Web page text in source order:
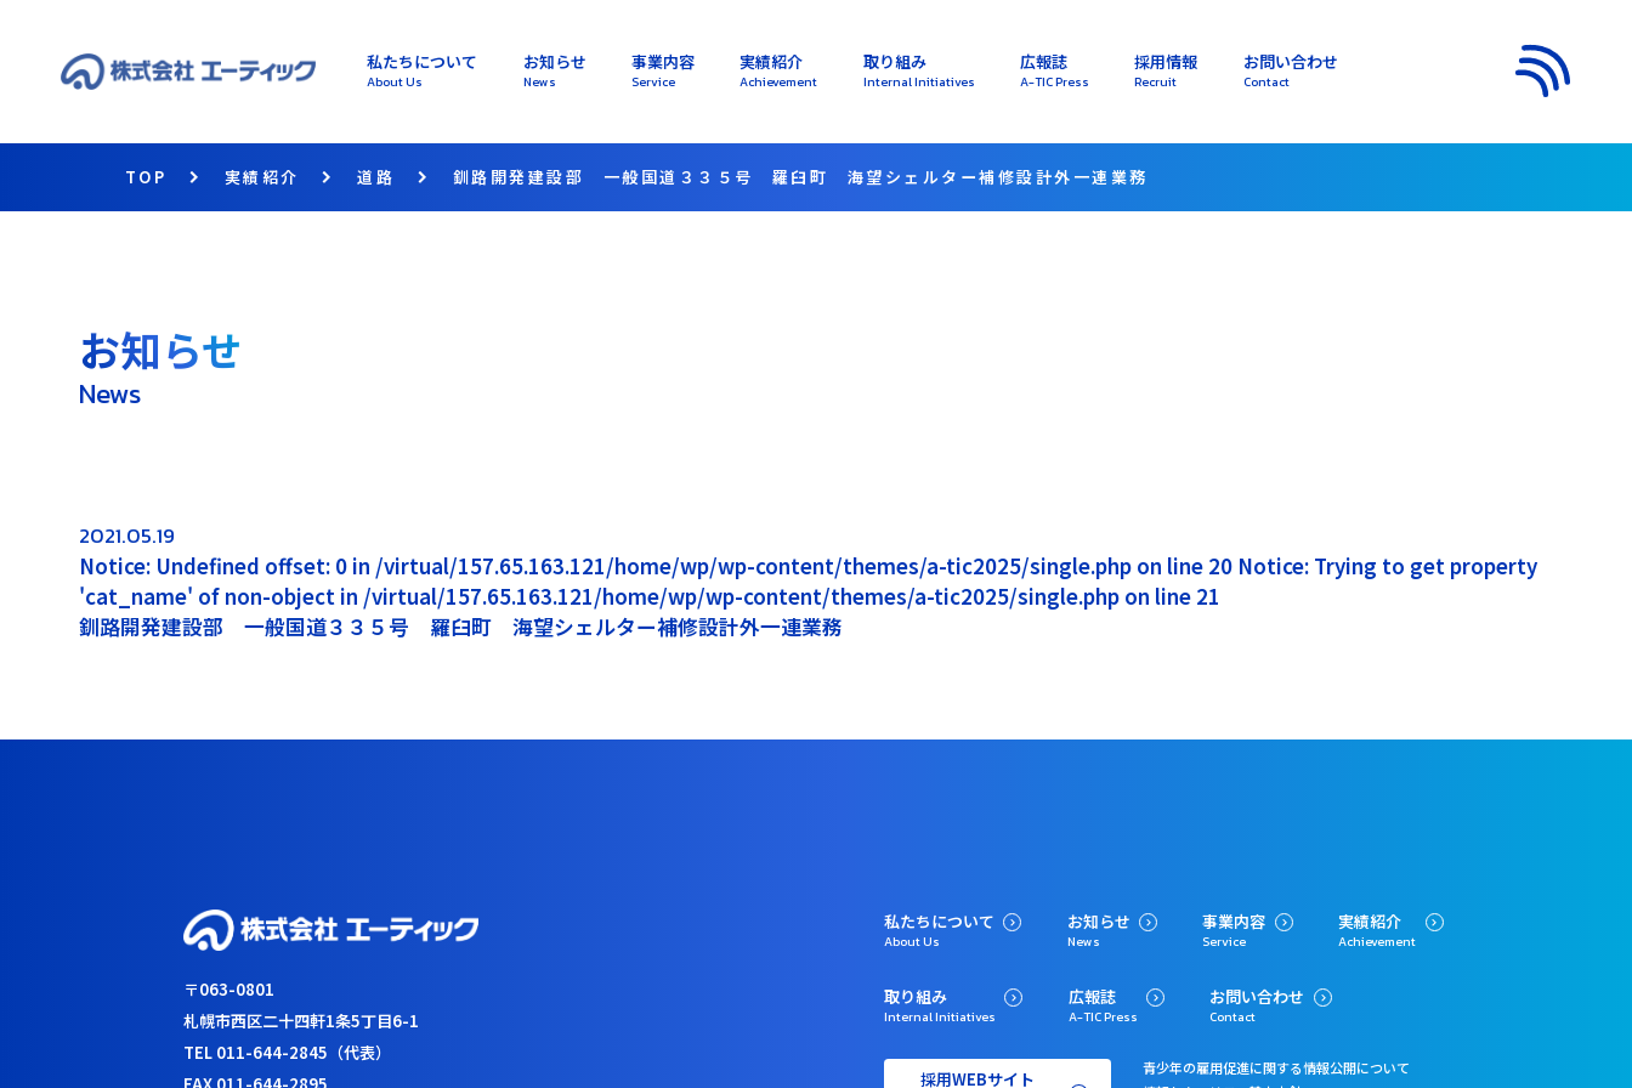
私たちについて
About Us
お知らせ
News
事業内容
Service
実績紹介
Achievement
取り組み
Internal Initiatives
広報誌
A-TIC Press
採用情報
Recruit
お問い合わせ
Contact
TOP 実績紹介 道路 釧路開発建設部 一般国道３３５号 羅臼町 海望シェルター補修設計外一連業務
お知らせ
News
2021.05.19
Notice: Undefined offset: 0 in /virtual/157.65.163.121/home/wp/wp-content/themes/a-tic2025/single.php on line 20 Notice: Trying to get property
'cat_name' of non-object in /virtual/157.65.163.121/home/wp/wp-content/themes/a-tic2025/single.php on line 21
釧路開発建設部 一般国道３３５号 羅臼町 海望シェルター補修設計外一連業務
私たちについて
About Us
お知らせ
News
事業内容
Service
実績紹介
Achievement
取り組み
Internal Initiatives
広報誌
A-TIC Press
お問い合わせ
Contact
採用WEBサイト
青少年の雇用促進に関する情報公開について
〒063-0801
札幌市西区二十四軒1条5丁目6-1
TEL 011-644-2845（代表）